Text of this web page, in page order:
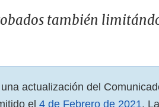
también
actualización del
el 4 de Febrero de 2021.